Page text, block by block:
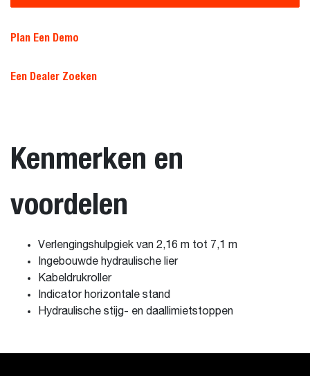
Plan Een Demo
Een Dealer Zoeken
Kenmerken en
voordelen
Verlengingshulpgiek van 2,16 m tot 7,1 m
Ingebouwde hydraulische lier
Kabeldrukroller
Indicator horizontale stand
Hydraulische stijg- en daallimietstoppen